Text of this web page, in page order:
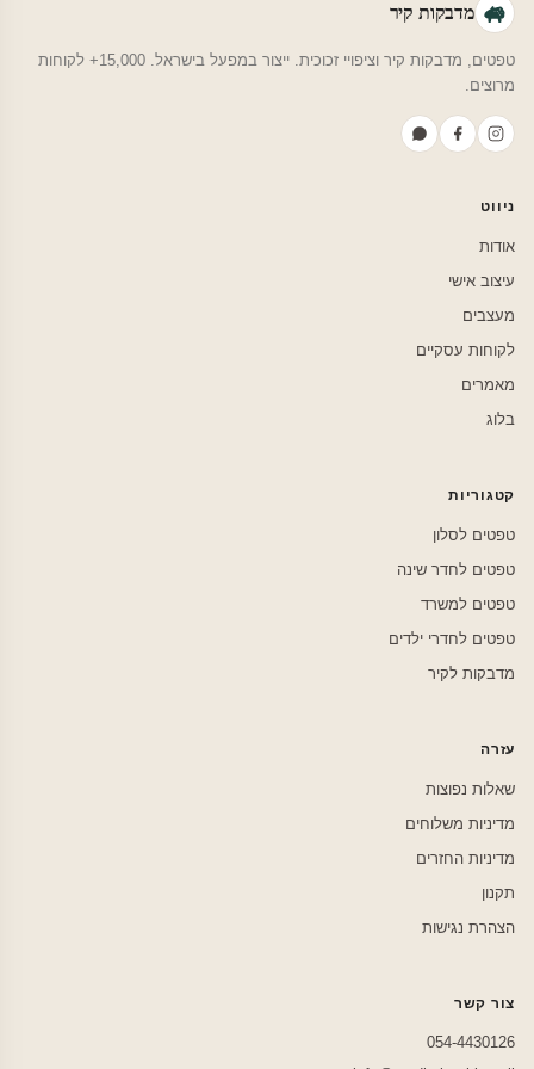
מדבקות קיר
טפטים, מדבקות קיר וציפויי זכוכית. ייצור במפעל בישראל. 15,000+ לקוחות
מרוצים.
ניווט
אודות
עיצוב אישי
מעצבים
לקוחות עסקיים
מאמרים
בלוג
קטגוריות
טפטים לסלון
טפטים לחדר שינה
טפטים למשרד
טפטים לחדרי ילדים
מדבקות לקיר
עזרה
שאלות נפוצות
מדיניות משלוחים
מדיניות החזרים
תקנון
הצהרת נגישות
צור קשר
054-4430126